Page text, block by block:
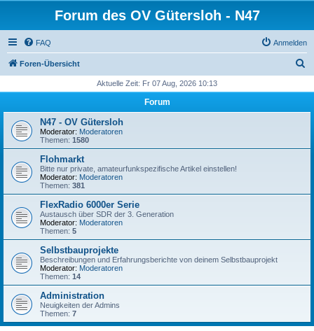
Forum des OV Gütersloh - N47
FAQ Anmelden
Foren-Übersicht
h
Aktuelle Zeit: Fr 07 Aug, 2026 10:13
Forum
N47 - OV Gütersloh
Moderator: Moderatoren
Themen: 1580
Flohmarkt
Bitte nur private, amateurfunkspezifische Artikel einstellen!
Moderator: Moderatoren
Themen: 381
FlexRadio 6000er Serie
Austausch über SDR der 3. Generation
Moderator: Moderatoren
Themen: 5
Selbstbauprojekte
Beschreibungen und Erfahrungsberichte von deinem Selbstbauprojekt
Moderator: Moderatoren
Themen: 14
Administration
Neuigkeiten der Admins
Themen: 7